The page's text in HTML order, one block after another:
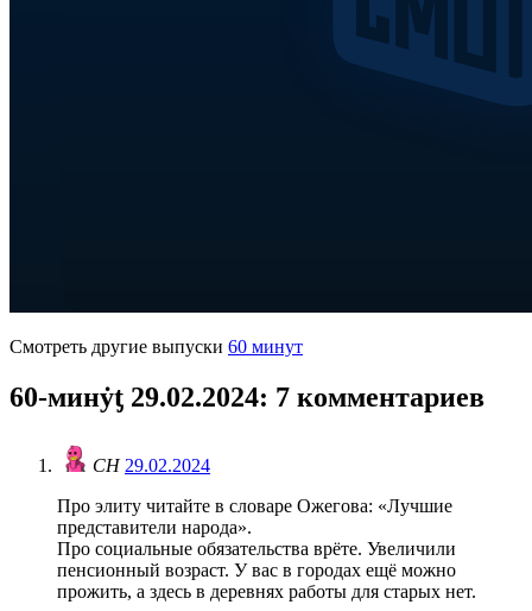
Смотреть другие выпуски 60 минут
60-минẏƫ 29.02.2024: 7 комментариев
СН29.02.2024
Про элиту читайте в словаре Ожегова: «Лучшие
представители народа».
Про социальные обязательства врёте. Увеличили
пенсионный возраст. У вас в городах ещё можно
прожить, а здесь в деревнях работы для старых нет.